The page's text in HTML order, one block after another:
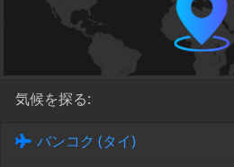
気候を探る:
バンコク (タイ)